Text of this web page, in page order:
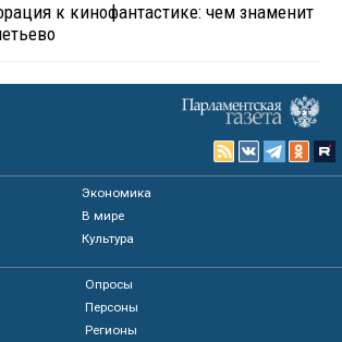
к кинофантастике: чем знаменит
Экономика
В мире
Культура
Опросы
Персоны
Регионы